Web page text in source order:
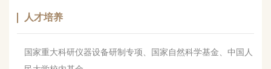
人才培养
国家重大科研仪器设备研制专项、国家自然科学基金、中国人